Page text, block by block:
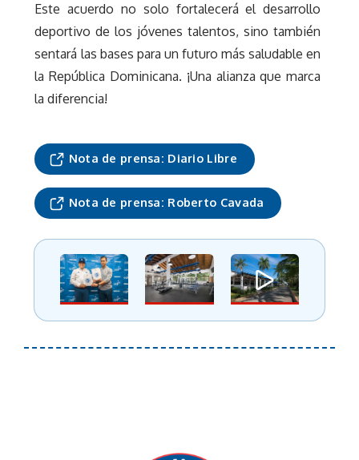
Este acuerdo no solo fortalecerá el desarrollo
deportivo de los jóvenes talentos, sino también
sentará las bases para un futuro más saludable en
la República Dominicana. ¡Una alianza que marca
la diferencia!
Nota de prensa: Diario Libre
Nota de prensa: Roberto Cavada